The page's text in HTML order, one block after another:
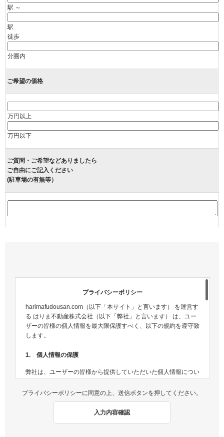
駅 ～
駅
徒歩
分圏内
ご希望の価格
万円以上
万円以下
ご質問・ご希望などありましたら
ご自由にご記入ください
(駐車場の有無等）
プライバシーポリシー
harimafudousan.com（以下「本サイト」と言います） を運営す
る はりま不動産株式会社（以下「弊社」と言います） は、ユー
ザーの皆様の個人情報を最大限保護すべく、以下の規約を遵守致
します。
1. 個人情報の保護
弊社は、ユーザーの皆様から提供していただいた個人情報につい
ないよう、個人情報の適切な管理及び保護に努めます。
プライバシーポリシーに同意の上、送信ボタンを押してください。
入力内容確認